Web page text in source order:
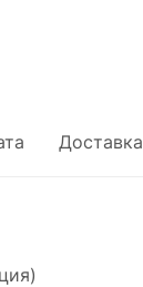
Доставка